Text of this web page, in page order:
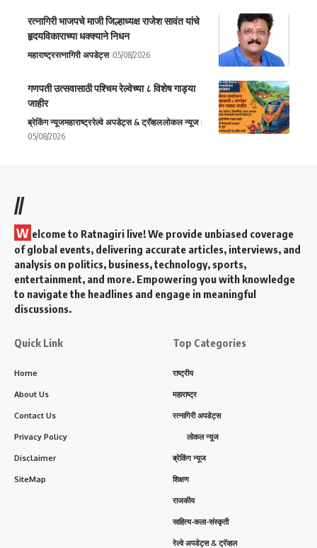
रत्नागिरी भाजपचे माजी जिल्हाध्यक्ष राजेश सावंत यांचे
हृदयविकाराच्या धक्क्याने निधन
महाराष्ट्ररत्नागिरी अपडेट्स 05/08/2026
गणपती उत्सवासाठी पश्चिम रेल्वेच्या ८ विशेष गाड्या
जाहीर
ब्रेकिंग न्यूजमहाराष्ट्ररेल्वे अपडेट्स & ट्रॅव्हललोकल न्यूज
05/08/2026
//
W elcome to Ratnagiri live! We provide unbiased coverage
of global events, delivering accurate articles, interviews, and
analysis on politics, business, technology, sports,
entertainment, and more. Empowering you with knowledge
to navigate the headlines and engage in meaningful
discussions.
Quick Link
Home
About Us
Contact Us
Privacy Policy
Disclaimer
SiteMap
Top Categories
राष्ट्रीय
महाराष्ट्र
रत्नागिरी अपडेट्स
लोकल न्यूज
ब्रेकिंग न्यूज
शिक्षण
राजकीय
साहित्य-कला-संस्कृती
रेल्वे अपडेट्स & ट्रॅव्हल